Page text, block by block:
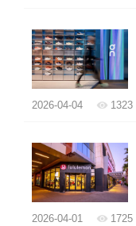
2026-04-04 1323
2026-04-01 1725